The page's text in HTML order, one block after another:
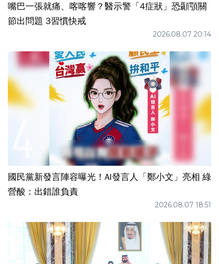
嘴巴一張就痛、喀喀響？醫示警「4症狀」恐顳顎關
節出問題 3習慣快戒
2026.08.07 20:14
國民黨新發言陣容曝光！AI發言人「鄭小文」亮相 綠
營酸：出錯誰負責
2026.08.07 18:51